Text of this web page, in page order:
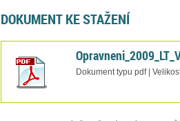
DOKUMENT KE STAŽENÍ
Dokument typu pdf |